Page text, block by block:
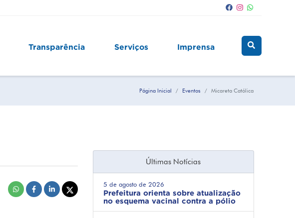
Transparência Serviços Imprensa
Página Inicial Eventos Micareta Católica
Últimas Notícias
5 de agosto de 2026
Prefeitura orienta sobre atualização
no esquema vacinal contra a pólio